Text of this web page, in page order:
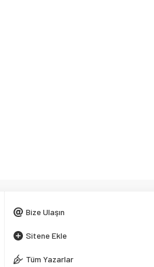
Bize Ulaşın
Sitene Ekle
Tüm Yazarlar